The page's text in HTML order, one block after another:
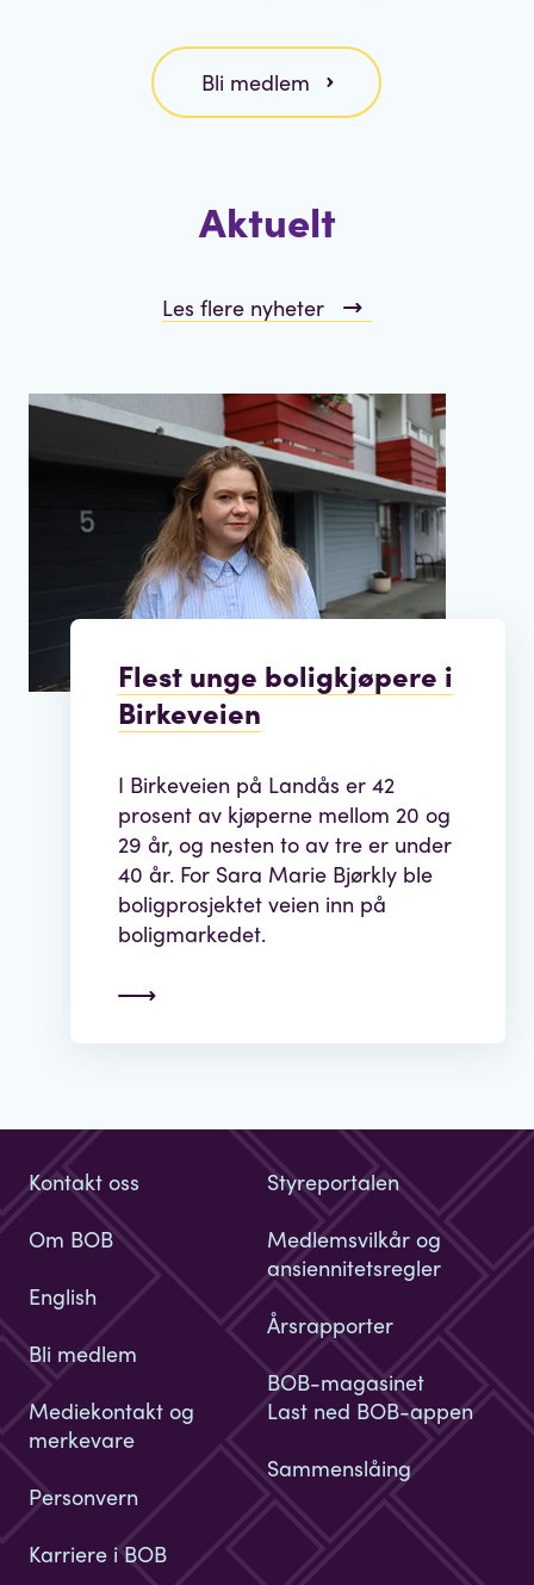
Bli medlem
Aktuelt
Les flere nyheter
Flest unge boligkjøpere i
Birkeveien
I Birkeveien på Landås er 42
prosent av kjøperne mellom 20 og
29 år, og nesten to av tre er under
40 år. For Sara Marie Bjørkly ble
boligprosjektet veien inn på
boligmarkedet.
Kontakt oss
Om BOB
English
Bli medlem
Styreportalen
Medlemsvilkår og
ansiennitetsregler
Årsrapporter
BOB-magasinet
Mediekontakt og
merkevare
Personvern
Karriere i BOB
Last ned BOB-appen
Sammenslåing